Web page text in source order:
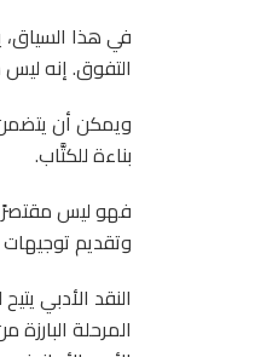
في هذا السياق،
التفوق. إنه
ويمكن أن يتضمن
بناءة للكتَّاب.
فهو ليس
وتقديم
النقد الأدبي
المرحلة